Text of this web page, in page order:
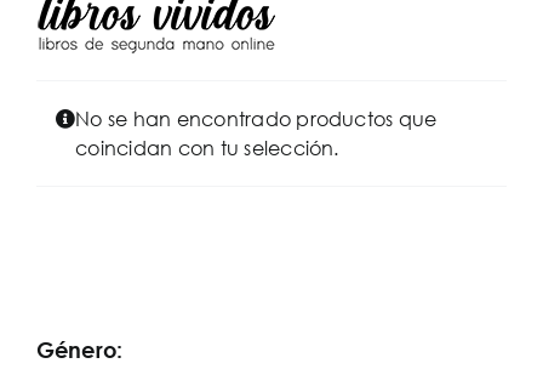
No se han encontrado productos que
coincidan con tu selección.
Género: